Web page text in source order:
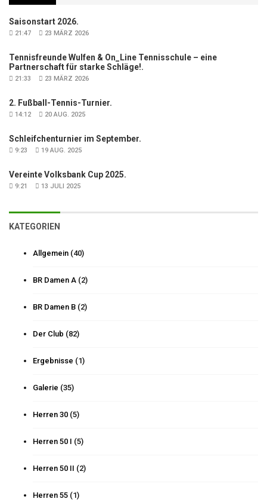
Saisonstart 2026.
21:47 23 MÄRZ 2026
Tennisfreunde Wulfen & On_Line Tennisschule – eine
Partnerschaft für starke Schläge!.
21:33 23 MÄRZ 2026
2. Fußball-Tennis-Turnier.
14:12 20 AUG. 2025
Schleifchenturnier im September.
9:23 19 AUG. 2025
Vereinte Volksbank Cup 2025.
9:21 13 JULI 2025
KATEGORIEN
Allgemein (40)
BR Damen A (2)
BR Damen B (2)
Der Club (82)
Ergebnisse (1)
Galerie (35)
Herren 30 (5)
Herren 50 I (5)
Herren 50 II (2)
Herren 55 (1)